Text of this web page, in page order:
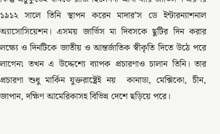
১৯১২ সালে তিনি স্থাপন করেন মাদার’স ডে ইন্টারন্যাশনাল
অ্যাসোসিয়েশন। এসময় জার্ভিস মা দিবসকে ছুটির দিন করার
লক্ষ্যে ও দিনটিকে জাতীয় ও আন্তর্জাতিক স্বীকৃতি দিতে উঠে পরে
লাগেন৷ তখন এ উদ্দেশ্যে ব্যাপক প্রচারণাও চালান তিনি। তার
প্রচারণা শুধু মার্কিন যুক্তরাষ্ট্রেই নয় কানাডা, মেক্সিকো, চীন,
জাপান, দক্ষিণ আমেরিকাসহ বিভিন্ন দেশে ছড়িয়ে পরে।